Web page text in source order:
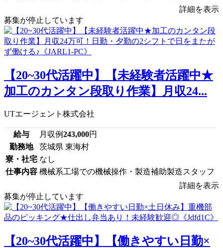
詳細を表示
募集が停止しています
【20~30代活躍中】【未経験者活躍中★
加工のカンタン段取り作業】月収24...
UTエージェント株式会社
給与 月収例243,000円
勤務地
茨城県 東海村
寮・社宅 なし
仕事内容 機械系工場での機械操作・製造補助製造スタッフ
詳細を表示
募集が停止しています
【20~30代活躍中】【働きやすい日勤×